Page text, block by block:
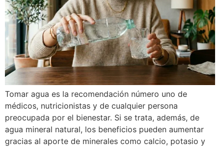
Tomar agua es la recomendación número uno de
médicos, nutricionistas y de cualquier persona
preocupada por el bienestar. Si se trata, además, de
agua mineral natural, los beneficios pueden aumentar
gracias al aporte de minerales como calcio, potasio y